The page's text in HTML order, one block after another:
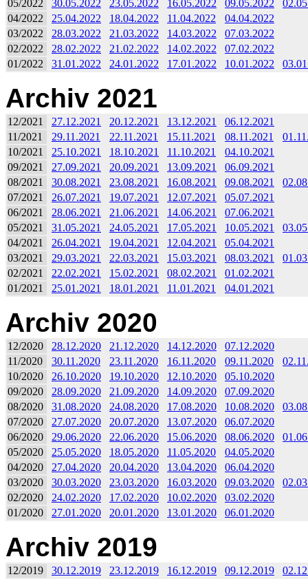
05/2022 30.05.2022 23.05.2022 16.05.2022 09.05.2022
04/2022
25.04.2022 18.04.2022 11.04.2022
04.04.2022
03/2022
28.03.2022 21.03.2022 14.03.2022
07.03.2022
02/2022
28.02.2022 21.02.2022 14.02.2022
07.02.2022
01/2022
31.01.2022 24.01.2022 17.01.2022 10.01.2022
Archiv 2021
12/2021 27.12.2021 20.12.2021 13.12.2021
06.12.2021
11/2021
29.11.2021 22.11.2021 15.11.2021 08.11.2021
10/2021
25.10.2021 18.10.2021 11.10.2021
04.10.2021
09/2021
27.09.2021 20.09.2021 13.09.2021
06.09.2021
08/2021
30.08.2021 23.08.2021 16.08.2021 09.08.2021
07/2021
26.07.2021 19.07.2021 12.07.2021
05.07.2021
06/2021
28.06.2021 21.06.2021 14.06.2021
07.06.2021
05/2021
31.05.2021 24.05.2021 17.05.2021 10.05.2021
04/2021
26.04.2021 19.04.2021 12.04.2021
05.04.2021
03/2021
29.03.2021 22.03.2021 15.03.2021 08.03.2021
02/2021
22.02.2021 15.02.2021 08.02.2021
01.02.2021
01/2021
25.01.2021 18.01.2021 11.01.2021 04.01.2021
Archiv 2020
12/2020 28.12.2020 21.12.2020 14.12.2020
07.12.2020
11/2020
30.11.2020 23.11.2020 16.11.2020 09.11.2020
10/2020
26.10.2020 19.10.2020 12.10.2020
05.10.2020
09/2020
28.09.2020 21.09.2020 14.09.2020
07.09.2020
08/2020
31.08.2020 24.08.2020 17.08.2020 10.08.2020
07/2020
27.07.2020 20.07.2020 13.07.2020
06.07.2020
06/2020
29.06.2020 22.06.2020 15.06.2020 08.06.2020
05/2020
25.05.2020 18.05.2020 11.05.2020
04.05.2020
04/2020
27.04.2020 20.04.2020 13.04.2020
06.04.2020
03/2020
30.03.2020 23.03.2020 16.03.2020 09.03.2020
02/2020
24.02.2020 17.02.2020 10.02.2020
03.02.2020
01/2020
27.01.2020 20.01.2020 13.01.2020 06.01.2020
Archiv 2019
12/2019 30.12.2019 23.12.2019 16.12.2019 09.12.2019